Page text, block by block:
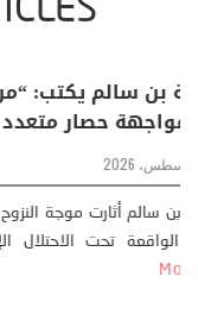
خليفة بن سالم
في مواجهة حصار
2 أغسطس، 2026
خليفة بن سالم أثارت
سبتة، الواقعة تحت